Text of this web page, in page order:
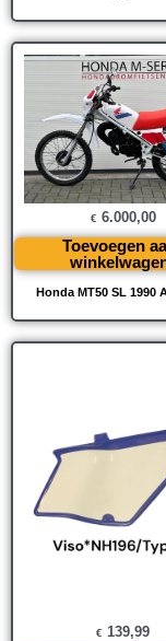
Honda MT50 SL 1990
€ 6.000,00
Toevoegen
€ 139,99